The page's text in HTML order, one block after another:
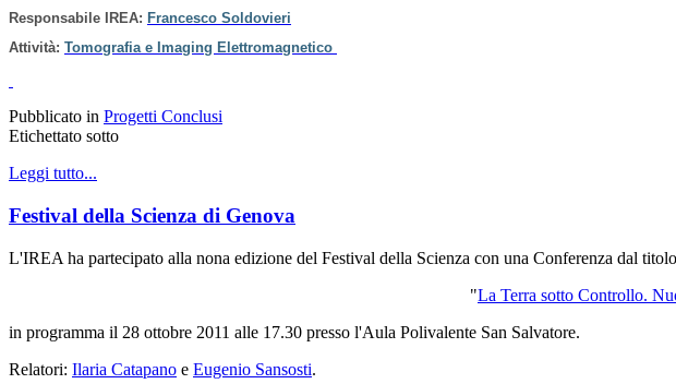
Responsabile IREA: Francesco Soldovieri
Attività: Tomografia e Imaging Elettromagnetico
Pubblicato in Progetti Conclusi
Etichettato sotto
Leggi tutto...
Festival della Scienza di Genova
L'IREA ha partecipato alla nona edizione del Festival della Scienza con una Conferenza dal titolo
"La Terra sotto Controllo.
in programma il 28 ottobre 2011 alle 17.30 presso l'Aula Polivalente San Salvatore.
Relatori: Ilaria Catapano e Eugenio Sansosti.